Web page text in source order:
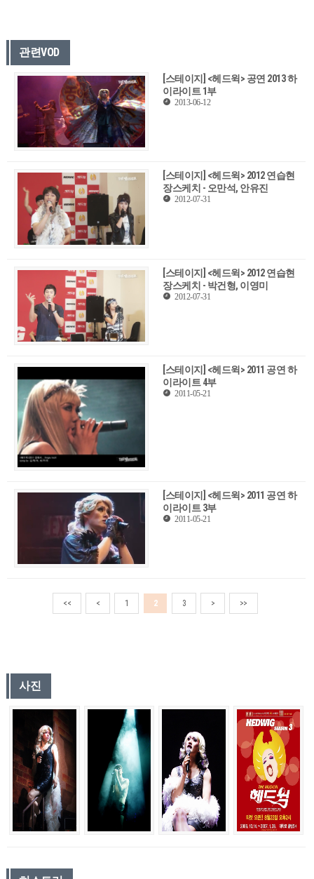
관련VOD
[스테이지] <헤드윅> 공연 2013 하
이라이트 1부
2013-06-12
[스테이지] <헤드윅> 2012 연습현
장스케치 - 오만석, 안유진
2012-07-31
[스테이지] <헤드윅> 2012 연습현
장스케치 - 박건형, 이영미
2012-07-31
[스테이지] <헤드윅> 2011 공연 하
이라이트 4부
2011-05-21
[스테이지] <헤드윅> 2011 공연 하
이라이트 3부
2011-05-21
<< < 1 2 3 > >>
사진